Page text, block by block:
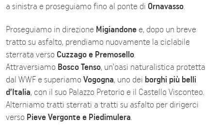
a sinistra e proseguiamo fino al ponte di Ornavasso
Proseguiamo in direzione Migiandone e, dopo un breve
tratto su asfalto, prendiamo nuovamente la ciclabile
sterrata verso Cuzzago e Premosello
Attraversiamo Bosco Tenso, un’oasi naturalistica protetta
dal WWF e superiamo Vogogna, uno dei borghi più belli
d’Italia, con il suo Palazzo Pretorio e il Castello Visconteo.
Alterniamo tratti sterrati a tratti su asfalto per dirigerci
verso Pieve Vergonte e Piedimulera